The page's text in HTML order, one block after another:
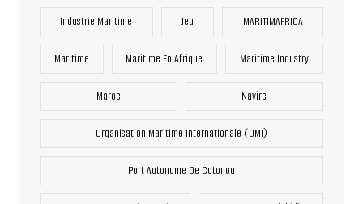
Industrie Maritime Jeu MARITIMAFRICA
Maritime Maritime En Afrique Maritime Industry
Maroc Navire
Organisation Maritime Internationale (OMI)
Port Autonome De Cotonou